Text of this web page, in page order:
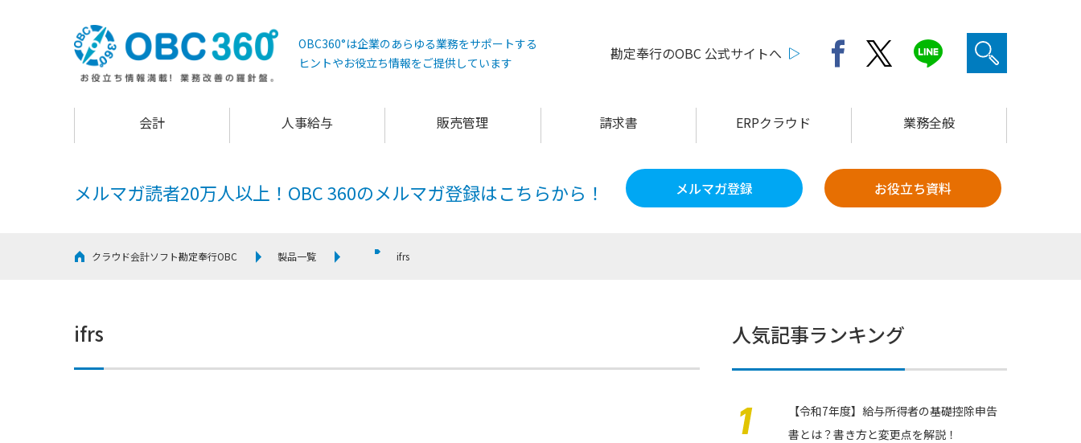
OBC360°は企業のあらゆる業務をサポートする
ヒントやお役立ち情報をご提供しています
勘定奉行のOBC 公式サイトへ
会計 人事給与 販売管理 請求書 ERPクラウド 業務全般
メルマガ読者20万人以上！ OBC 360のメルマガ登録はこちらから！ メルマガ登録 お役立ち資料
クラウド会計ソフト勘定奉行OBC 製品一覧 ifrs
ifrs 人気記事ランキング
【令和7年度】給与所得者の基礎控除申告
書とは？書き方と変更点を解説！